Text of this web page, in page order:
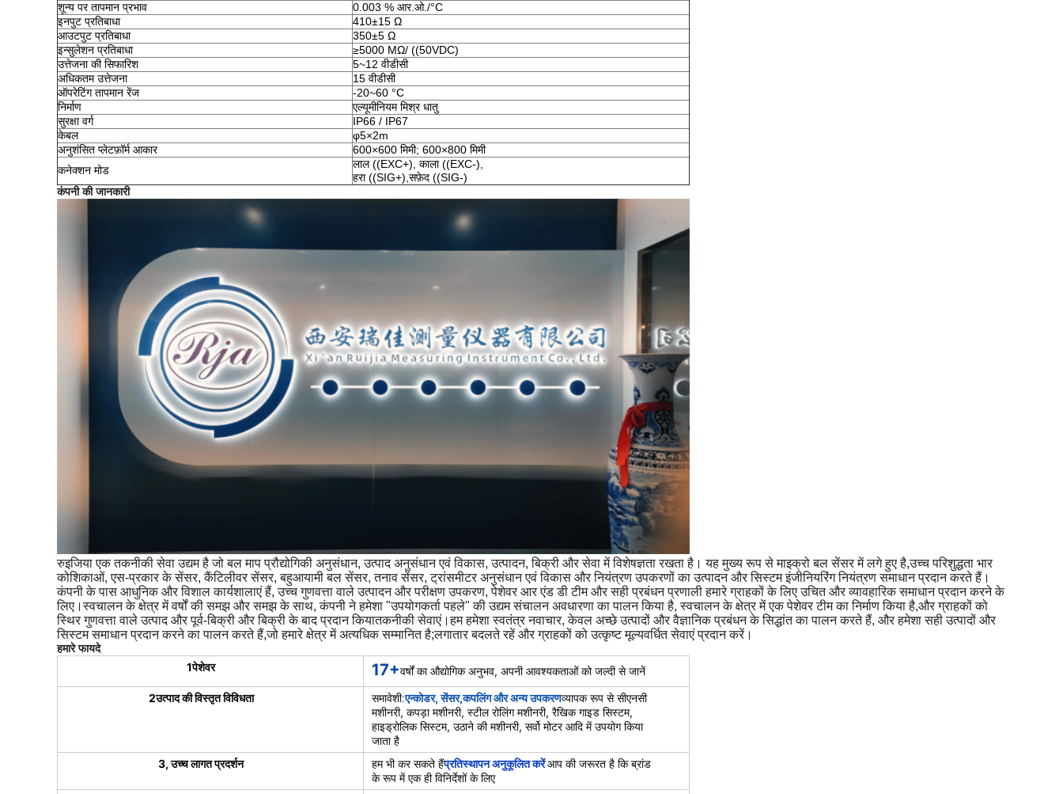
शून्य पर तापमान प्रभाव
0.003 % आर.ओ./°C
इनपुट प्रतिबाधा
410±15 Ω
आउटपुट प्रतिबाधा
350±5 Ω
इन्सुलेशन प्रतिबाधा
≥5000 MΩ/ ((50VDC)
उत्तेजना की सिफारिश
5~12 वीडीसी
अधिकतम उत्तेजना
15 वीडीसी
ऑपरेटिंग तापमान रेंज
-20~60 °C
निर्माण
एल्यूमीनियम मिश्र धातु
सुरक्षा वर्ग
IP66 / IP67
केबल
φ5×2m
अनुशंसित प्लेटफ़ॉर्म आकार
600×600 मिमी; 600×800 मिमी
कनेक्शन मोड
लाल ((EXC+), काला ((EXC-),
हरा ((SIG+),सफ़ेद ((SIG-)
कंपनी की जानकारी
रुइजिया एक तकनीकी सेवा उद्यम है जो बल माप प्रौद्योगिकी अनुसंधान, उत्पाद अनुसंधान एवं विकास, उत्पादन, बिक्री और सेवा में विशेषज्ञता रखता है। यह मुख्य रूप से माइक्रो बल सेंसर में लगे हुए है,उच्च परिशुद्धता भार
कोशिकाओं, एस-प्रकार के सेंसर, कैंटिलीवर सेंसर, बहुआयामी बल सेंसर, तनाव सेंसर, ट्रांसमीटर अनुसंधान एवं विकास और नियंत्रण उपकरणों का उत्पादन और सिस्टम इंजीनियरिंग नियंत्रण समाधान प्रदान करते हैं।
कंपनी के पास आधुनिक और विशाल कार्यशालाएं हैं, उच्च गुणवत्ता वाले उत्पादन और परीक्षण उपकरण, पेशेवर आर एंड डी टीम और सही प्रबंधन प्रणाली हमारे ग्राहकों के लिए उचित और व्यावहारिक समाधान प्रदान करने के
लिए।स्वचालन के क्षेत्र में वर्षों की समझ और समझ के साथ, कंपनी ने हमेशा "उपयोगकर्ता पहले" की उद्यम संचालन अवधारणा का पालन किया है, स्वचालन के क्षेत्र में एक पेशेवर टीम का निर्माण किया है,और ग्राहकों को
स्थिर गुणवत्ता वाले उत्पाद और पूर्व-बिक्री और बिक्री के बाद प्रदान कियातकनीकी सेवाएं।हम हमेशा स्वतंत्र नवाचार, केवल अच्छे उत्पादों और वैज्ञानिक प्रबंधन के सिद्धांत का पालन करते हैं, और हमेशा सही उत्पादों और
सिस्टम समाधान प्रदान करने का पालन करते हैं,जो हमारे क्षेत्र में अत्यधिक सम्मानित है;लगातार बदलते रहें और ग्राहकों को उत्कृष्ट मूल्यवर्धित सेवाएं प्रदान करें।
हमारे फायदे
1पेशेवर 17+वर्षों का औद्योगिक अनुभव, अपनी आवश्यकताओं को जल्दी से जानें
2उत्पाद की विस्तृत विविधता
समावेशी:एन्कोडर, सेंसर,कपलिंग और अन्य उपकरणव्यापक रूप से सीएनसी
मशीनरी, कपड़ा मशीनरी, स्टील रोलिंग मशीनरी, रैखिक गाइड सिस्टम,
हाइड्रोलिक सिस्टम, उठाने की मशीनरी, सर्वो मोटर आदि में उपयोग किया
जाता है
3, उच्च लागत प्रदर्शन
हम भी कर सकते हैंप्रतिस्थापन अनुकूलित करेंआप की जरूरत है कि ब्रांड
के रूप में एक ही विनिर्देशों के लिए